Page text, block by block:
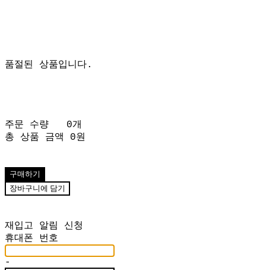
품절된 상품입니다.
주문 수량
0개
총 상품 금액
0원
구매하기
장바구니에 담기
재입고 알림 신청
휴대폰 번호
-